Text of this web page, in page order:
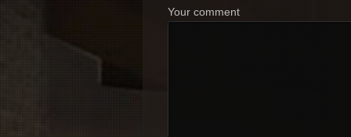
Your comment